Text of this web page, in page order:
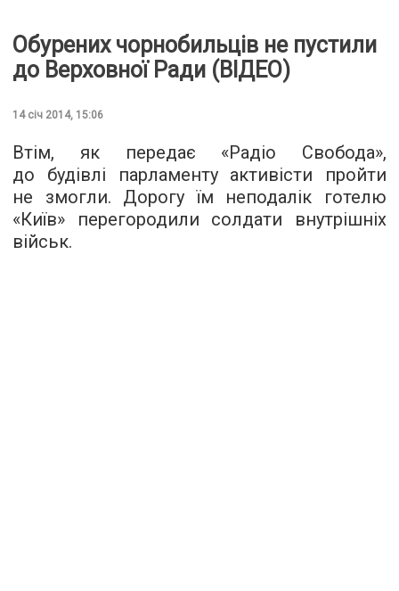
Обурених чорнобильців не пустили
до Верховної Ради (ВІДЕО)
14 січ 2014, 15:06
Втім, як передає «Радіо Свобода»,
до будівлі парламенту активісти пройти
не змогли. Дорогу їм неподалік готелю
«Київ» перегородили солдати внутрішніх
військ.